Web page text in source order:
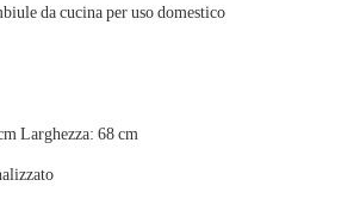
da cucina per uso domestico
Larghezza: 68 cm